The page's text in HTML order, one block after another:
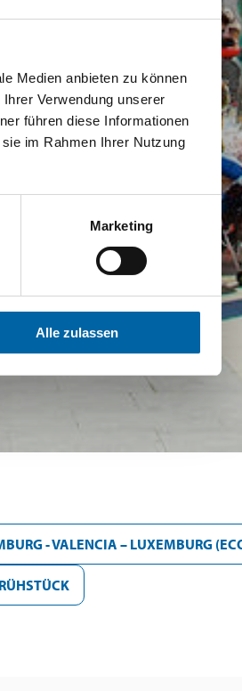
Medien anbieten zu können
Verwendung unserer
führen diese Informationen
im Rahmen Ihrer Nutzung
Marketing
Alle zulassen
- VALENCIA – LUXEMBURG